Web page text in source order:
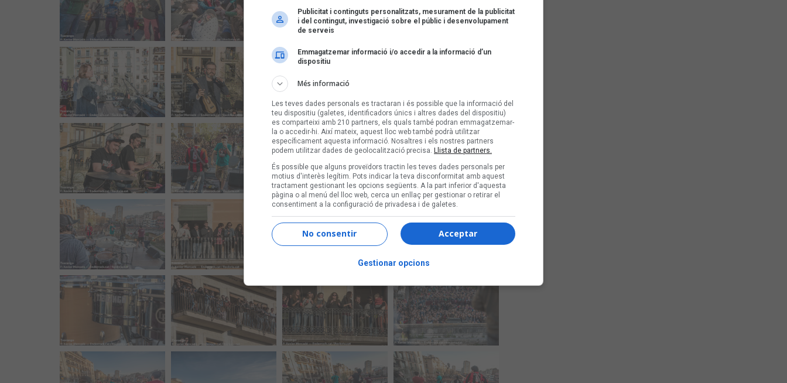
Publicitat i continguts personalitzats, mesurament de la publicitat
i del contingut, investigació sobre el públic i desenvolupament
de serveis
Emmagatzemar informació i/o accedir a la informació d’un
dispositiu
Més informació
Les teves dades personals es tractaran i és possible que la informació del
teu dispositiu (galetes, identificadors únics i altres dades del dispositiu)
es comparteixi amb 210 partners, els quals també podran emmagatzemar-
la o accedir-hi. Així mateix, aquest lloc web també podrà utilitzar
específicament aquesta informació. Nosaltres i els nostres partners
podem utilitzar dades de geolocalització precisa. Llista de partners.
És possible que alguns proveïdors tractin les teves dades personals per
motius d'interès legítim. Pots indicar la teva disconformitat amb aquest
tractament gestionant les opcions següents. A la part inferior d'aquesta
pàgina o al menú del lloc web, cerca un enllaç per gestionar o retirar el
consentiment a la configuració de privadesa i de galetes.
Acceptar
No consentir
Gestionar opcions